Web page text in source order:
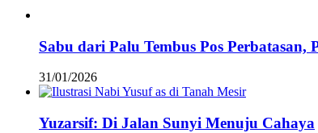
Sabu dari Palu Tembus Pos
31/01/2026
Yuzarsif: Di Jalan Sunyi Menuju Cahaya